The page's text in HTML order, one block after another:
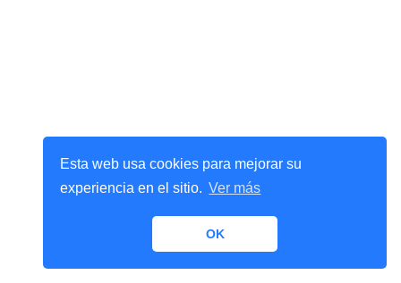
Esta web usa cookies para mejorar su
experiencia en el sitio. Ver más
OK